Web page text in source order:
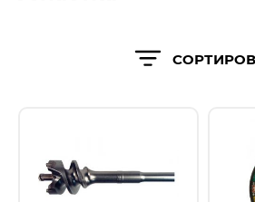
Садовая техника